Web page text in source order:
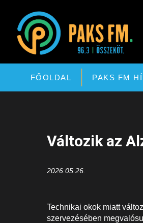
Paks FM
FŐOLDAL PAKS FM
Változik az
2026.05.26.
Technikai okok miatt
szervezésében